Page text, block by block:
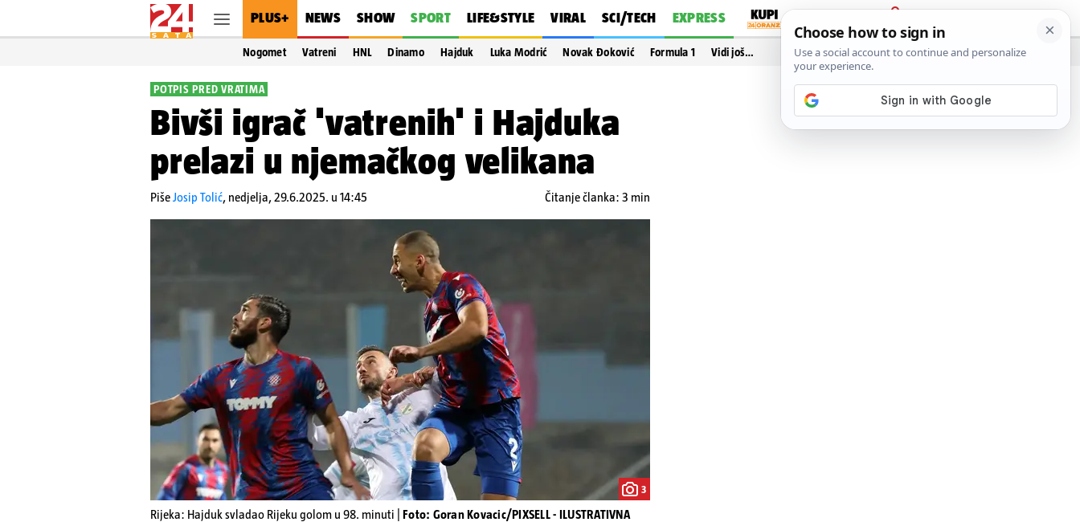
PLUS+ NEWS SHOW SPORT LIFE&STYLE VIRAL SCI/TECH EXPRESS
PRIJAVA
Nogomet Vatreni HNL Dinamo Hajduk Luka Modrić Novak Đoković Formula 1 Vidi još…
POTPIS PRED VRATIMA
Bivši igrač 'vatrenih' i Hajduka
prelazi u njemačkog velikana
PišeJosip Tolić, nedjelja, 29.6.2025. u 14:45 Čitanje članka: 3 min
3
Rijeka: Hajduk svladao Rijeku golom u 98. minuti | Foto: Goran Kovacic/PIXSELL - ILUSTRATIVNA